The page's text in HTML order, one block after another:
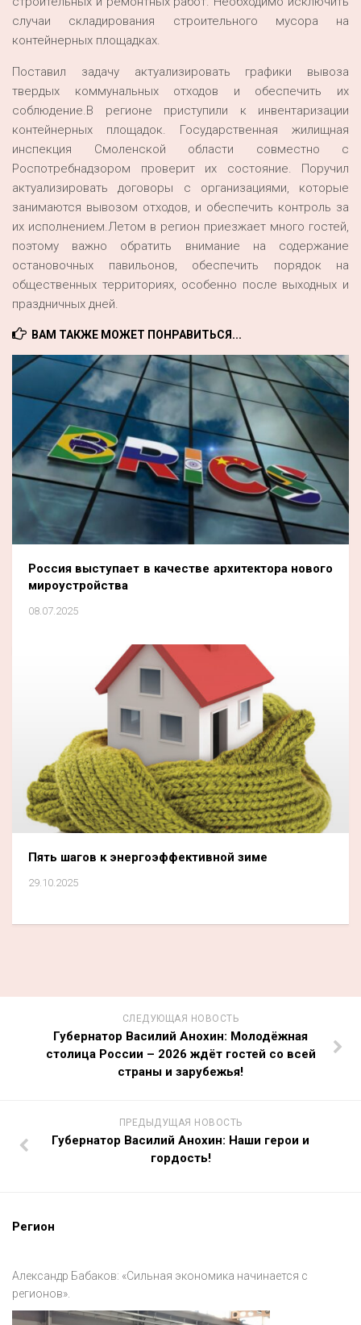
случаи складирования строительного мусора на
контейнерных площадках.
Поставил задачу актуализировать графики вывоза
твердых коммунальных отходов и обеспечить их
соблюдение.В регионе приступили к инвентаризации
контейнерных площадок. Государственная жилищная
инспекция Смоленской области совместно с
Роспотребнадзором проверит их состояние. Поручил
актуализировать договоры с организациями, которые
занимаются вывозом отходов, и обеспечить контроль за
их исполнением.Летом в регион приезжает много гостей,
поэтому важно обратить внимание на содержание
остановочных павильонов, обеспечить порядок на
общественных территориях, особенно после выходных и
праздничных дней.
ВАМ ТАКЖЕ МОЖЕТ ПОНРАВИТЬСЯ...
Россия выступает в качестве архитектора нового
мироустройства
08.07.2025
Пять шагов к энергоэффективной зиме
29.10.2025
СЛЕДУЮЩАЯ НОВОСТЬ
Губернатор Василий Анохин: Молодёжная
столица России – 2026 ждёт гостей со всей
страны и зарубежья!
ПРЕДЫДУЩАЯ НОВОСТЬ
Губернатор Василий Анохин: Наши герои и
гордость!
Регион
Александр Бабаков: «Сильная экономика начинается с
регионов».